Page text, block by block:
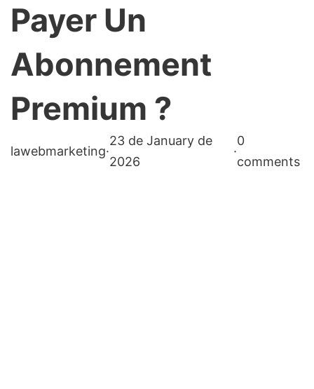
Payer Un
Abonnement
Premium ?
lawebmarketing·
23 de January de
2026
·
0
comments